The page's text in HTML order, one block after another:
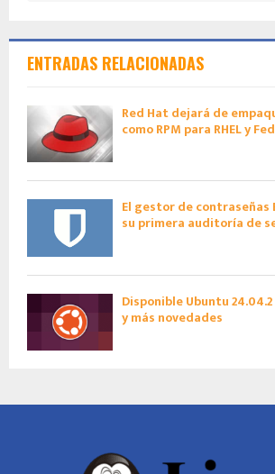
ENTRADAS RELACIONADAS
Red Hat dejará de
como RPM para RHEL y
El gestor de contraseñas
su primera auditoría de
Disponible Ubuntu 24.04.2
y más novedades